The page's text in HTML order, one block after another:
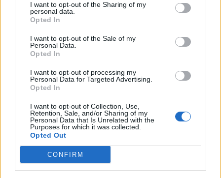
I want to opt-out of the Sharing of my
personal data.
Opted In
I want to opt-out of the Sale of my
Personal Data.
Opted In
I want to opt-out of processing my
Personal Data for Targeted Advertising.
Opted In
I want to opt-out of Collection, Use,
Retention, Sale, and/or Sharing of my
Personal Data that Is Unrelated with the
Purposes for which it was collected.
Opted Out
CONFIRM
Registrace od: 18.01.2024 04:56
Online
Prochatováno : 0.00 hod.
1
Oblibené místnosti: Žádné
Sledované diskuze
Poslední 3 příspěvky na mé zdi
Nemá žádné příspěvky